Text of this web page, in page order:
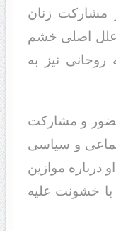
مشارکت زنان
علل اصلی خشم
روحانی نیز به
و مشارکت
و سیاسی
درباره موازین
با خشونت علیه